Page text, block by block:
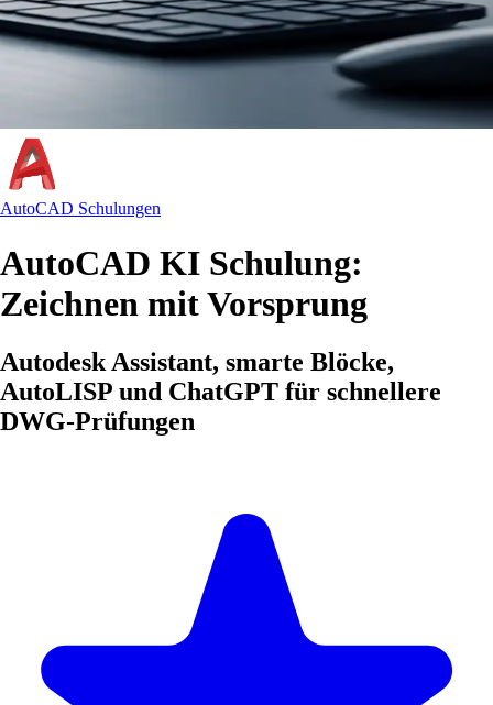
AutoCAD Schulungen
AutoCAD KI Schulung:
Zeichnen mit Vorsprung
Autodesk Assistant, smarte Blöcke,
AutoLISP und ChatGPT für schnellere
DWG-Prüfungen